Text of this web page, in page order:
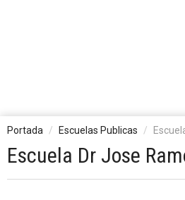
Portada Escuelas Publicas
Escuela Dr Jose